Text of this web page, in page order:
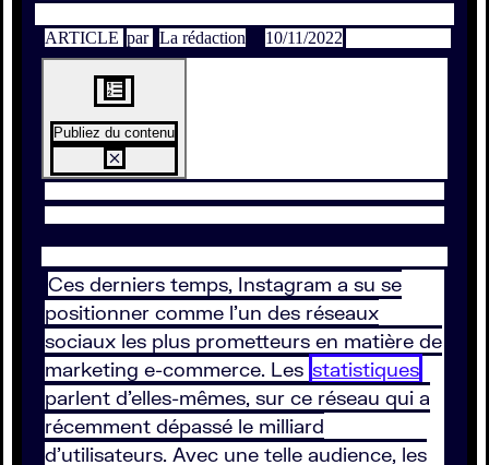
ARTICLE par La rédaction 10/11/2022
Publiez du contenu
Ces derniers temps, Instagram a su se
positionner comme l’un des réseaux
sociaux les plus prometteurs en matière de
marketing e-commerce. Les statistiques
parlent d’elles-mêmes, sur ce réseau qui a
récemment dépassé le milliard
d’utilisateurs. Avec une telle audience, les